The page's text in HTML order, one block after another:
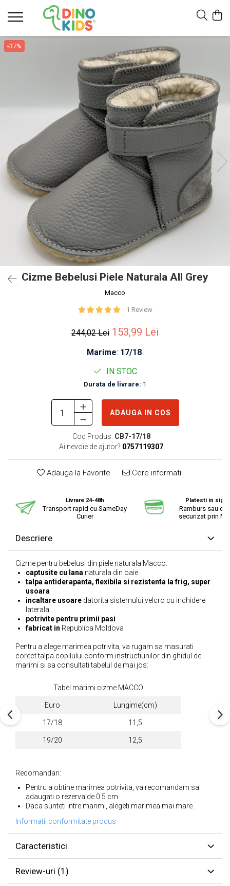
Suport clienti
-37%
Cizme Bebelusi Piele Naturala All Grey
Macco
1 Review
244,02 Lei 153,99 Lei
Marime: 17/18
IN STOC
Durata de livrare: 1
ADAUGA IN COS
Cod Produs: CB7-17/18
Ai nevoie de ajutor? 0757119307
Adauga la Favorite Cere informatii
Livrare 24-48h
Transport rapid cu SameDay
Curier
Platesti in
Ramburs sau cu
securizat prin
Descriere
Cizme pentru bebelusi din piele naturala Macco:
captusite cu lana naturala din oaie
talpa antiderapanta, flexibila si rezistenta la frig, super
usoara
incaltare usoare datorita sistemului velcro cu inchidere
laterala
potrivite pentru primii pasi
fabricat in Republica Moldova
Pentru a alege marimea potrivita, va rugam sa masurati
corect talpa copilului conform instructiunilor din ghidul de
marimi si sa consultati tabelul de mai jos:
Tabel marimi cizme MACCO
Euro Lungime(cm)
17/18 11,5
19/20 12,5
Recomandari:
Pentru a obtine marimea potrivita, va recomandam sa
adaugati o rezerva de 0.5 cm.
Daca sunteti intre marimi, alegeti marimea mai mare.
Informatii conformitate produs
Caracteristici
Review-uri (1)